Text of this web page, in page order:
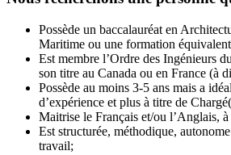
Possède un baccalauréat en
Maritime ou une formation
Est membre l’Ordre des Ingénieurs
son titre au Canada ou en France (à
Possède au moins 3-5 ans mais a
d’expérience et plus à titre de
Maitrise le Français et/ou l’Anglais, à
Est structurée, méthodique,
travail;